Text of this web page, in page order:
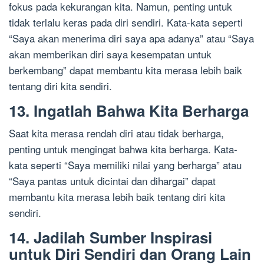
fokus pada kekurangan kita. Namun, penting untuk
tidak terlalu keras pada diri sendiri. Kata-kata seperti
“Saya akan menerima diri saya apa adanya” atau “Saya
akan memberikan diri saya kesempatan untuk
berkembang” dapat membantu kita merasa lebih baik
tentang diri kita sendiri.
13. Ingatlah Bahwa Kita Berharga
Saat kita merasa rendah diri atau tidak berharga,
penting untuk mengingat bahwa kita berharga. Kata-
kata seperti “Saya memiliki nilai yang berharga” atau
“Saya pantas untuk dicintai dan dihargai” dapat
membantu kita merasa lebih baik tentang diri kita
sendiri.
14. Jadilah Sumber Inspirasi
untuk Diri Sendiri dan Orang Lain